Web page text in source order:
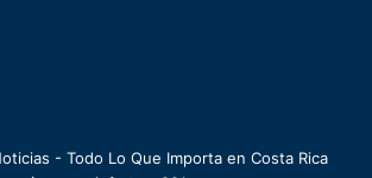
- Todo Lo Que Importa en Costa Rica